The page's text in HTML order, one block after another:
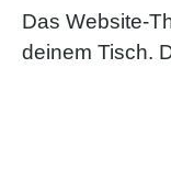
Das Website-
deinem Tisch.